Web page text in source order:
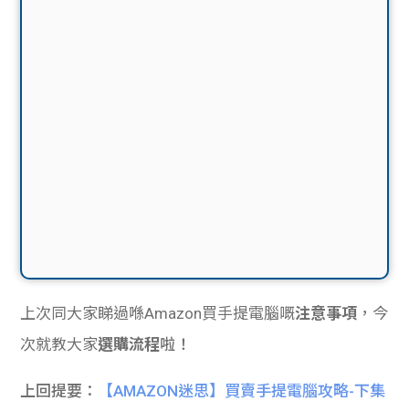
上次同大家睇過喺Amazon買手提電腦嘅注意事項 ，今
次就教大家選購流程啦！
上回提要： 【AMAZON迷思】買賣手提電腦攻略-下集